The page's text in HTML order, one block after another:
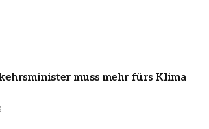
muss mehr fürs Klima